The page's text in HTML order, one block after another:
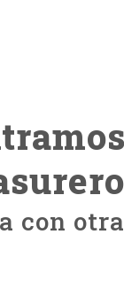
con